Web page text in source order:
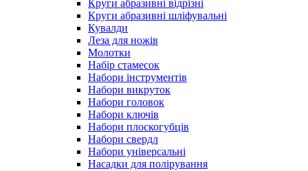
Круги абразивні відрізні
Круги абразивні шліфувальні
Кувалди
Леза для ножів
Молотки
Набір стамесок
Набори інструментів
Набори викруток
Набори головок
Набори ключів
Набори плоскогубців
Набори свердл
Набори універсальні
Насадки для полірування